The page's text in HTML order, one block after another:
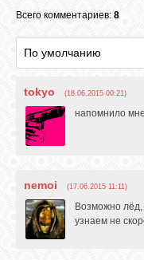
Всего комментариев: 8
tokyo (18.06.2015 00:21)
напомнило
nemoi (17.06.2015 11:11)
Возможно
узнаем не